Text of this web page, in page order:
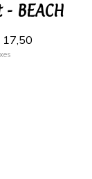
BEACH
17,50